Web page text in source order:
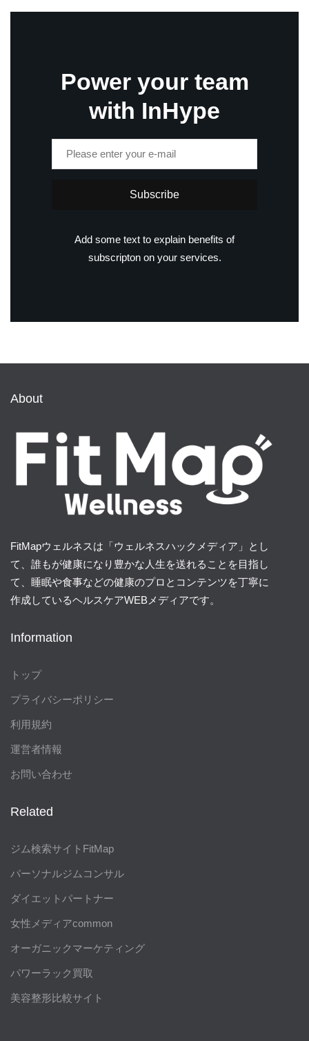
Power your team
with InHype
Subscribe
Add some text to explain benefits of
subscripton on your services.
About
FitMapウェルネスは「ウェルネスハックメディア」とし
て、誰もが健康になり豊かな人生を送れることを目指し
て、睡眠や食事などの健康のプロとコンテンツを丁寧に
作成しているヘルスケアWEBメディアです。
Information
トップ
プライバシーポリシー
利用規約
運営者情報
お問い合わせ
Related
ジム検索サイトFitMap
パーソナルジムコンサル
ダイエットパートナー
女性メディアcommon
オーガニックマーケティング
パワーラック買取
美容整形比較サイト